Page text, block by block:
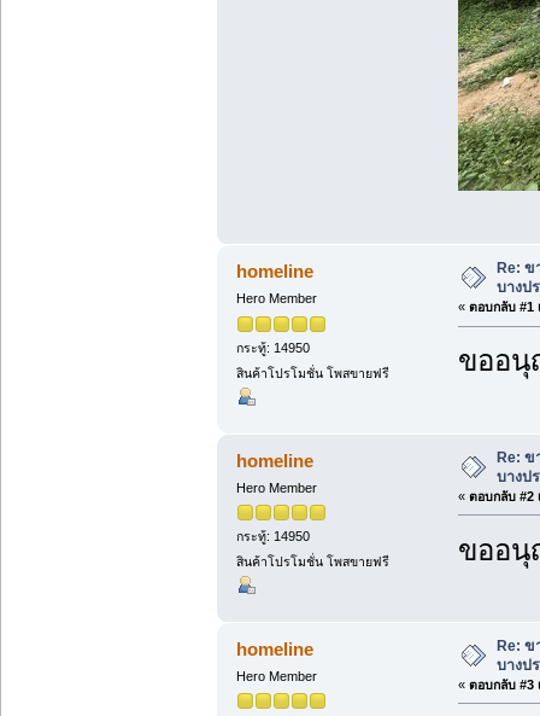
homeline
Hero Member
กระทู้: 14950
สินค้าโปรโมชั่น โพสขายฟรี
Re: ข
บางป
« ตอบกลับ #1
ขออนุ
homeline
Hero Member
กระทู้: 14950
สินค้าโปรโมชั่น โพสขายฟรี
Re: ข
บางป
« ตอบกลับ #2
ขออนุ
homeline
Hero Member
Re: ข
บางป
« ตอบกลับ #3